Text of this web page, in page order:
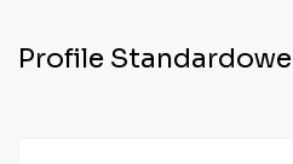
Profile Standardowe